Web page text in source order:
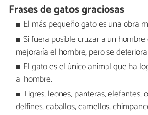
Frases de gatos graciosas
El más pequeño gato es una obra
Si fuera posible cruzar a un
mejoraría el hombre, pero se
El gato es el único animal que ha
al hombre.
Tigres, leones, panteras, elefantes,
delfines, caballos, camellos,